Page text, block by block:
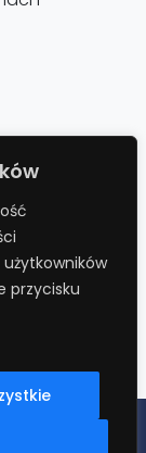
przycisku
12
RODO